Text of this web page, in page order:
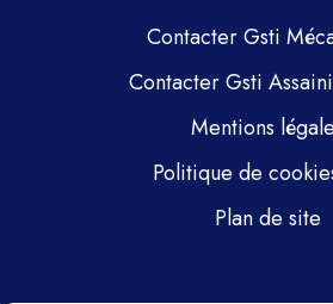
Contacter Gsti
Contacter Gsti
Mentions
Politique de
Plan de site